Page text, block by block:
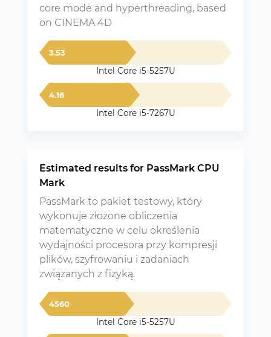
core mode and hyperthreading, based
on CINEMA 4D
3.53
Intel Core i5-5257U
4.16
Intel Core i5-7267U
Estimated results for PassMark CPU
Mark
PassMark to pakiet testowy, który
wykonuje złożone obliczenia
matematyczne w celu określenia
wydajności procesora przy kompresji
plików, szyfrowaniu i zadaniach
związanych z fizyką.
4560
Intel Core i5-5257U